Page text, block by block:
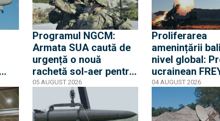
picior în groapă
o
Programul NGCM:
Armata SUA caută de
urgență o nouă
rachetă sol-aer pentru
interceptarea dronelor
de mici dimensiuni
05 AUGUST 2026
Proliferarea
amenințării
nivel global:
ucrainean
intră în faza de
integrare
deveni scutul
04 AUGUST 2026